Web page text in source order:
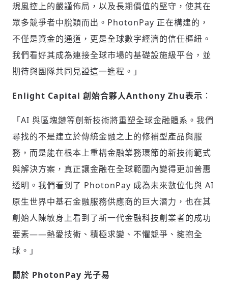
規風控上的嚴謹佈局，以及長期價值的堅守，使其在
眾多競爭者中脫穎而出。 PhotonPay 正在構建的，
不僅是資金的通道，更是全球數字經濟的信任樞紐。
我們看好其成為連接全球市場的基礎設施級平台，並
期待與團隊共同見證這一進程。 」
Enlight Capital 創始合夥人Anthony Zhu表示 ：
「AI 與區塊鏈等創新技術將重塑全球金融體系。我們
尋找的不是建立於傳統金融之上的修補型產品與服
務，而是能在根本上重構金融業務環節的新技術範式
與解決方案，真正讓金融在全球範圍內變得更加普惠
透明。我們看到了 PhotonPay 成為未來數位化與 AI
原生世界中基石金融服務供應商的巨大潛力，也在其
創始人陳敏身上看到了新一代金融科技創業者的成功
要素——熱愛技術、積極求變、不懼競爭、擁抱全
球。 」
關於 PhotonPay 光子易